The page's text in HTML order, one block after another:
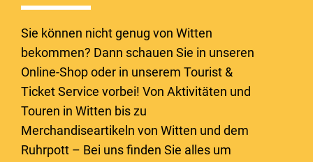
Sie können nicht genug von Witten
bekommen? Dann schauen Sie in unseren
Online-Shop oder in unserem Tourist &
Ticket Service vorbei! Von Aktivitäten und
Touren in Witten bis zu
Merchandiseartikeln von Witten und dem
Ruhrpott – Bei uns finden Sie alles um